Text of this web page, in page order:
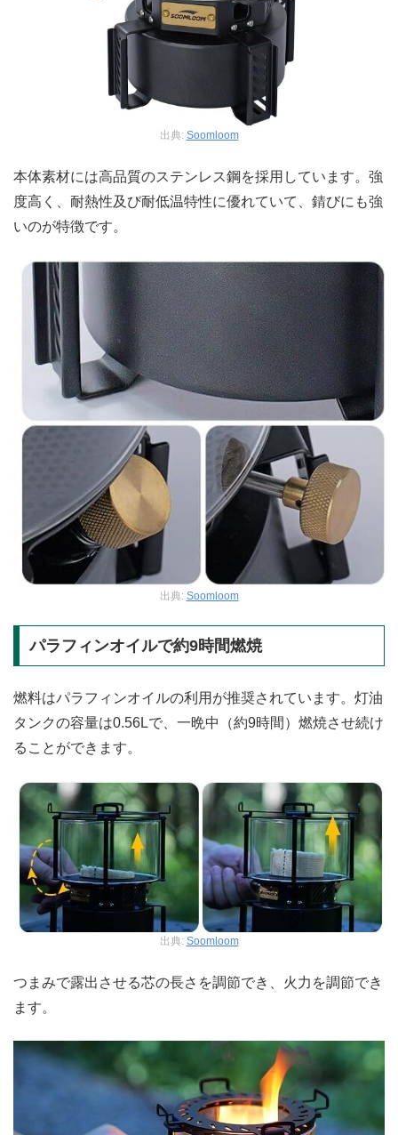
出典: Soomloom
本体素材には高品質のステンレス鋼を採用しています。強
度高く、耐熱性及び耐低温特性に優れていて、錆びにも強
いのが特徴です。
出典: Soomloom
パラフィンオイルで約9時間燃焼
燃料はパラフィンオイルの利用が推奨されています。灯油
タンクの容量は0.56Lで、一晩中（約9時間）燃焼させ続け
ることができます。
出典: Soomloom
つまみで露出させる芯の長さを調節でき、火力を調節でき
ます。